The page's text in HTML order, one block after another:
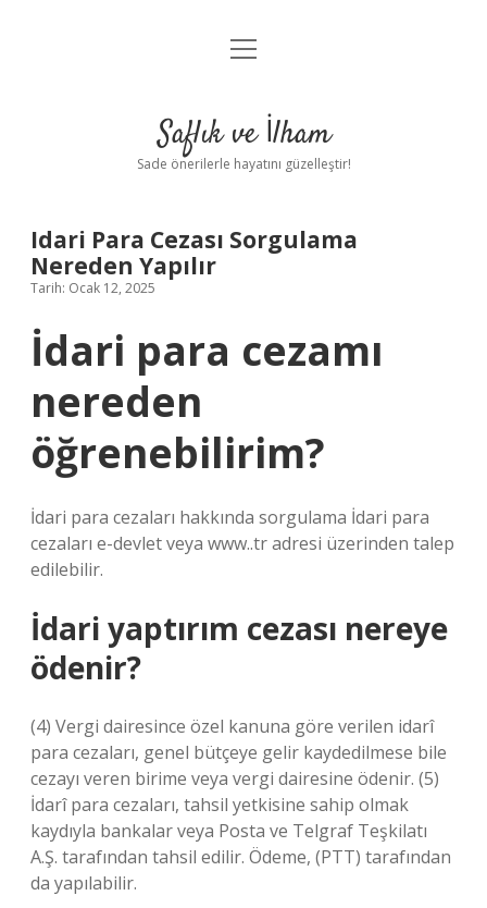
Anasayfa
Yasal Uyarı
menüyü
Saflık ve İlham
Sade önerilerle hayatını güzelleştir!
Idari Para Cezası Sorgulama
Nereden Yapılır
Tarih: Ocak 12, 2025
İdari para cezamı
nereden
öğrenebilirim?
İdari para cezaları hakkında sorgulama İdari para
cezaları e-devlet veya www..tr adresi üzerinden talep
edilebilir.
İdari yaptırım cezası nereye
ödenir?
(4) Vergi dairesince özel kanuna göre verilen idarî
para cezaları, genel bütçeye gelir kaydedilmese bile
cezayı veren birime veya vergi dairesine ödenir. (5)
İdarî para cezaları, tahsil yetkisine sahip olmak
kaydıyla bankalar veya Posta ve Telgraf Teşkilatı
A.Ş. tarafından tahsil edilir. Ödeme, (PTT) tarafından
da yapılabilir.